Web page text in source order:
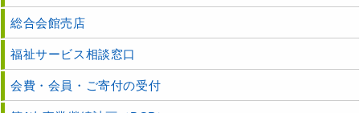
総合会館売店
福祉サービス相談窓口
会費・会員・ご寄付の受付